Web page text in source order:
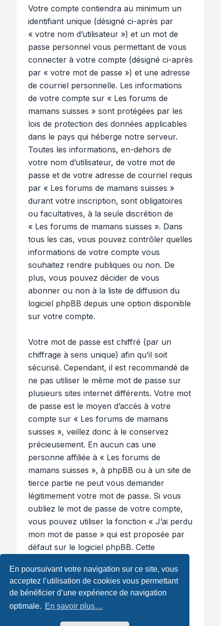
En poursuivant votre navigation sur ce site, vous
acceptez l’utilisation de cookies vous permettant
de bénéficier d’une expérience de navigation
optimale. En savoir plus…
Votre compte contiendra au minimum un
identifiant unique (désigné ci-après par
« votre nom d’utilisateur ») et un mot de
passe personnel vous permettant de vous
connecter à votre compte (désigné ci-après
par « votre mot de passe ») et une adresse
de courriel personnelle. Les informations
de votre compte sur « Les forums de
mamans suisses » sont protégées par les
lois de protection des données applicables
dans le pays qui héberge notre serveur.
Toutes les informations, en-dehors de
votre nom d’utilisateur, de votre mot de
passe et de votre adresse de courriel requis
par « Les forums de mamans suisses »
durant votre inscription, sont obligatoires
ou facultatives, à la seule discrétion de
« Les forums de mamans suisses ». Dans
tous les cas, vous pouvez contrôler quelles
informations de votre compte vous
souhaitez rendre publiques ou non. De
plus, vous pouvez décider de vous
abonner ou non à la liste de diffusion du
logiciel phpBB depuis une option disponible
sur votre compte.
Votre mot de passe est chiffré (par un
chiffrage à sens unique) afin qu’il soit
sécurisé. Cependant, il est recommandé de
ne pas utiliser le même mot de passe sur
plusieurs sites internet différents. Votre mot
de passe est le moyen d’accès à votre
compte sur « Les forums de mamans
suisses », veillez donc à le conservez
précieusement. En aucun cas une
personne affiliée à « Les forums de
mamans suisses », à phpBB ou à un site de
tierce partie ne peut vous demander
légitimement votre mot de passe. Si vous
oubliez le mot de passe de votre compte,
vous pouvez utiliser la fonction « J’ai perdu
mon mot de passe » qui est proposée par
défaut sur le logiciel phpBB. Cette
votre nom d’utilisateur et votre adresse de
courriel et le logiciel phpBB générera alors
un nouveau mot de passe afin que vous
puissiez reprendre le contrôle de votre